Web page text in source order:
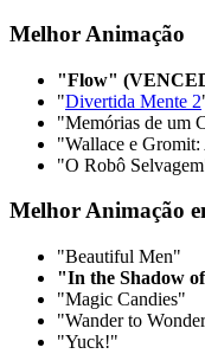
Melhor Animação
"Flow"
"Divertida Mente 2
"Memórias de um
"Wallace e
"O Robô
Melhor Animação
"Beautiful Men"
"In the Shadow
"Magic Candies"
"Wander to
"Yuck!"